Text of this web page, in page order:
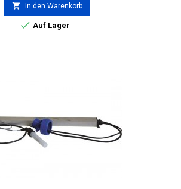
 In den Warenkorb
 Auf Lager